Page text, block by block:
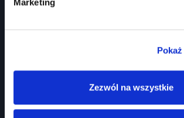
Marketing
Zezwól na wszystkie
Prawko.pl
Kurs Teorii Prawo Jazdy przez Internet?
Jakie dokumenty i wnioski potrzebujesz?
Panel partnera